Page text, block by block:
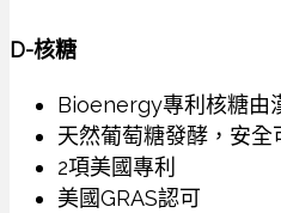
D-核糖
Bioenergy專利核糖由
天然葡萄糖發酵，安全
2項美國專利
美國GRAS認可